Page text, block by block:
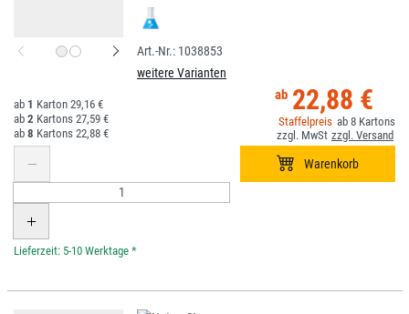
1038853
weitere Varianten
22,88 €
8
1
29,16 €
2
27,59 €
8
22,88 €
*